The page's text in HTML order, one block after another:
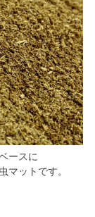
ースに
マットです。